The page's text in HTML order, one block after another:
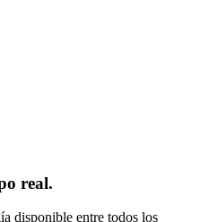
real.
disponible entre todos los